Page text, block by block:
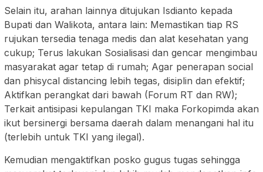
Selain itu, arahan lainnya ditujukan Isdianto kepada
Bupati dan Walikota, antara lain: Memastikan tiap RS
rujukan tersedia tenaga medis dan alat kesehatan yang
cukup; Terus lakukan Sosialisasi dan gencar mengimbau
masyarakat agar tetap di rumah; Agar penerapan social
dan phisycal distancing lebih tegas, disiplin dan efektif;
Aktifkan perangkat dari bawah (Forum RT dan RW);
Terkait antisipasi kepulangan TKI maka Forkopimda akan
ikut bersinergi bersama daerah dalam menangani hal itu
(terlebih untuk TKI yang ilegal).
Kemudian mengaktifkan posko gugus tugas sehingga